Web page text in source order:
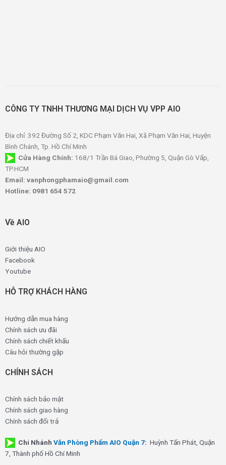
CÔNG TY TNHH THƯƠNG MẠI DỊCH VỤ VPP AIO
Địa chỉ: 392 Đường Số 2, KDC Phạm Văn Hai, Xã Phạm Văn Hai, Huyện
Bình Chánh, Tp. Hồ Chí Minh
Cửa Hàng Chính: 168/1 Trần Bá Giao, Phường 5, Quận Gò Vấp,
TP.HCM
Email: vanphongphamaio@gmail.com
Hotline: 0981 654 572
Về AIO
Giới thiệu AIO
Facebook
Youtube
HỖ TRỢ KHÁCH HÀNG
Hướng dẫn mua hàng
Chính sách ưu đãi
Chính sách chiết khấu
Câu hỏi thường gặp
CHÍNH SÁCH
Chính sách bảo mật
Chính sách giao hàng
Chính sách đổi trả
Chi Nhánh Văn Phòng Phẩm AIO Quận 7: Huỳnh Tấn Phát, Quận
7, Thành phố Hồ Chí Minh